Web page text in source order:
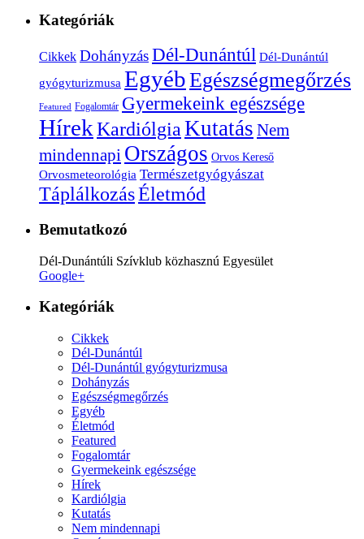
Kategóriák
Cikkek DohányzásDél-Dunántúl Dél-Dunántúl
gyógyturizmusa EgyébEgészségmegőrzés
Featured Fogalomtár Gyermekeink egészsége
HírekKardiólgiaKutatás Nem
mindennapi Országos Orvos Kereső
Orvosmeteorológia Természetgyógyászat
TáplálkozásÉletmód
Bemutatkozó
Dél-Dunántúli Szívklub közhasznú Egyesület
Google+
Kategóriák
Cikkek
Dél-Dunántúl
Dél-Dunántúl gyógyturizmusa
Dohányzás
Egészségmegőrzés
Egyéb
Életmód
Featured
Fogalomtár
Gyermekeink egészsége
Hírek
Kardiólgia
Kutatás
Nem mindennapi